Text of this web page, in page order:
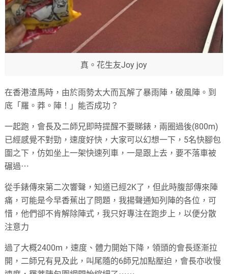
真。花生友Joy joy
在香港渣馬時，由於雨勢太大而瓦解了暴雨陣，破風陣。到
底「羅。莽。陣！」能否成功？
一起跑，會長及二師兄即時提醒不要睇錶，兩圈過後(800m)
已經感覺不對勁，速度好快，大家可以幻想一下，5名快腳包
圍之下，仿如坐上一架快速列車，一是跟上去，要不落車被
碾過⋯
從手錶傳來第二次響聲，知道已經2K了，但此時腹部傳來陣
痛，可能是今早香蕉出了問題，我揚聲通知列陣的各位，可
惜，他們卻不肯解除陣式，我只好專注在跑步上，以便分散
注意力
過了大概2400m，速度、體力開始下降，領頭的會長逐漸拉
開，二師兄有見及此，叫尾隨的6師兄加點壓迫，會長亦收慢